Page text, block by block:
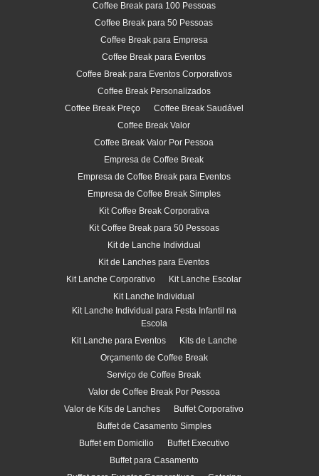
Coffee Break para 100 Pessoas
Coffee Break para 50 Pessoas
Coffee Break para Empresa
Coffee Break para Eventos
Coffee Break para Eventos Corporativos
Coffee Break Personalizados
Coffee Break Preço
Coffee Break Saudável
Coffee Break Valor
Coffee Break Valor Por Pessoa
Empresa de Coffee Break
Empresa de Coffee Break para Eventos
Empresa de Coffee Break Simples
Kit Coffee Break Corporativa
Kit Coffee Break para 50 Pessoas
Kit de Lanche Individual
Kit de Lanches para Eventos
Kit Lanche Corporativo
Kit Lanche Escolar
Kit Lanche Individual
Kit Lanche Individual para Festa Infantil na
Escola
Kit Lanche para Eventos
Kits de Lanche
Orçamento de Coffee Break
Serviço de Coffee Break
Valor de Coffee Break Por Pessoa
Valor de Kits de Lanches
Buffet Corporativo
Buffet de Casamento Simples
Buffet em Domicilio
Buffet Executivo
Buffet para Casamento